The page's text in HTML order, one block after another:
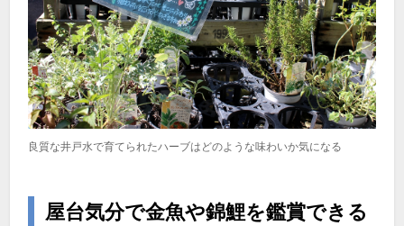
良質な井戸水で育てられたハーブはどのような味わいか気になる
屋台気分で金魚や錦鯉を鑑賞できる